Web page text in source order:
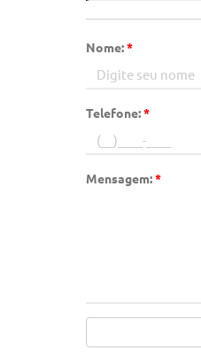
Nome:*
Telefone:*
Mensagem:*